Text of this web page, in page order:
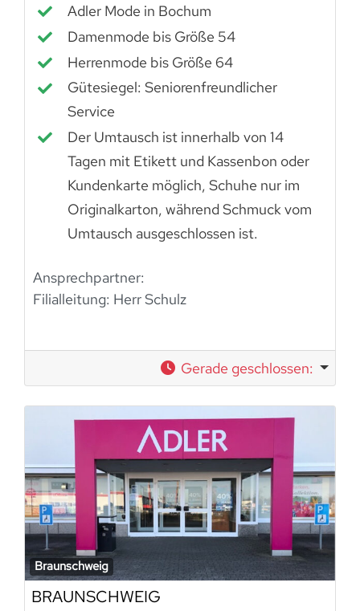
Adler Mode in Bochum
Damenmode bis Größe 54
Herrenmode bis Größe 64
Gütesiegel: Seniorenfreundlicher
Service
Der Umtausch ist innerhalb von 14
Tagen mit Etikett und Kassenbon oder
Kundenkarte möglich, Schuhe nur im
Originalkarton, während Schmuck vom
Umtausch ausgeschlossen ist.
Ansprechpartner:
Filialleitung: Herr Schulz
Gerade geschlossen:
Braunschweig
BRAUNSCHWEIG